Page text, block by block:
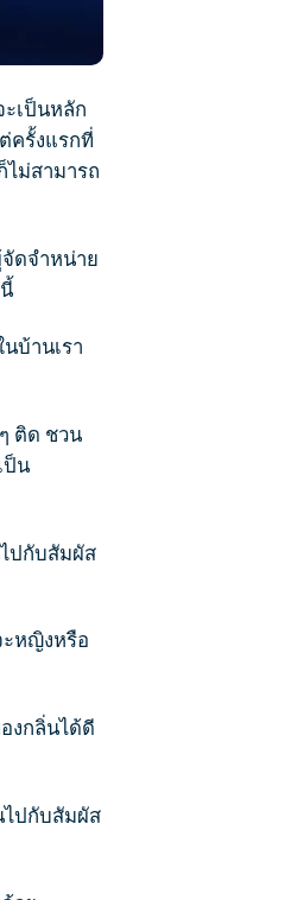
เป็นหลัก
ครั้งแรกที่
ไม่สามารถ
ดจำหน่าย
บ้านเรา
ติด ชวน
ป็น
ปกับสัมผัส
ะหญิงหรือ
งกลิ่นได้ดี
ปกับสัมผัส